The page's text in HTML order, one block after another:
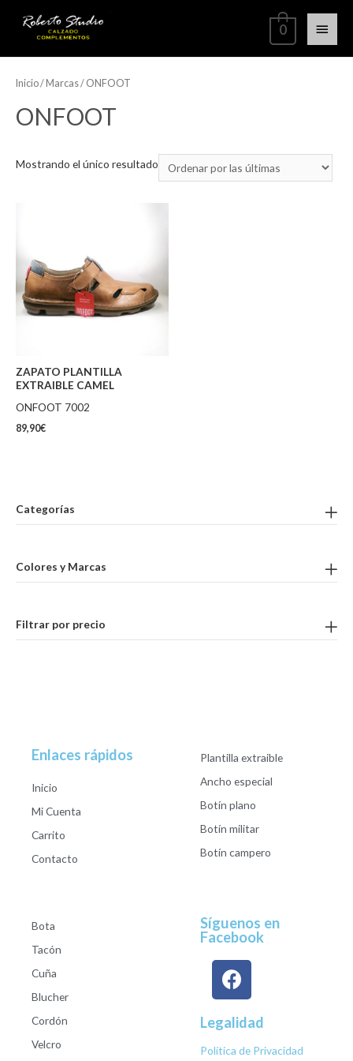
0
Categorías
Colores y Marcas
Filtrar por precio
Inicio/ Marcas / ONFOOT
ONFOOT
Mostrando el único resultado
ZAPATO PLANTILLA
EXTRAIBLE CAMEL
ONFOOT 7002
89,90€
Enlaces rápidos
Inicio
Mi Cuenta
Carrito
Contacto
Plantilla extraible
Ancho especial
Botín plano
Botín militar
Botín campero
Bota
Tacón
Cuña
Blucher
Cordón
Velcro
Síguenos en
Facebook
Legalidad
Política de Privacidad